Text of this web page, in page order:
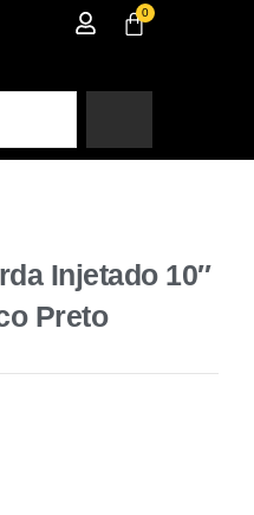
0
Injetado 10″
Preto